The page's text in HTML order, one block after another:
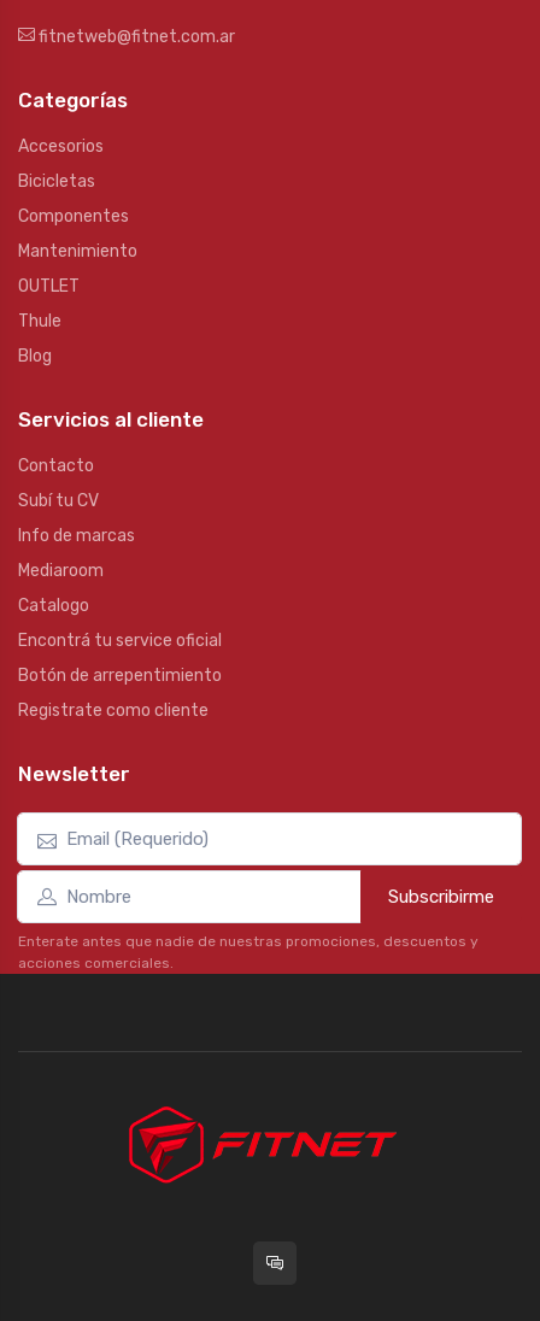
fitnetweb@fitnet.com.ar
Categorías
Accesorios
Bicicletas
Componentes
Mantenimiento
OUTLET
Thule
Blog
Servicios al cliente
Contacto
Subí tu CV
Info de marcas
Mediaroom
Catalogo
Encontrá tu service oficial
Botón de arrepentimiento
Registrate como cliente
Newsletter
Subscribirme
Enterate antes que nadie de nuestras promociones, descuentos y
acciones comerciales.